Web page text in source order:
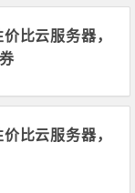
比云服务器，
比云服务器，